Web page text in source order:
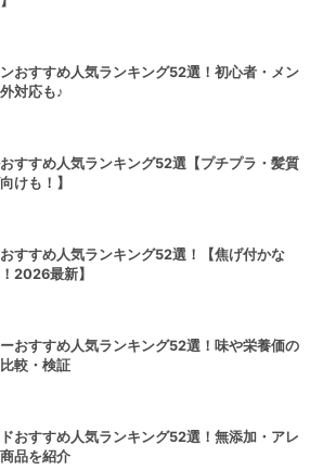
おすすめ人気ランキング52選！初心者・メン
対応も♪
すすめ人気ランキング52選【プチプラ・髪質
けも！】
すすめ人気ランキング52選！【焦げ付かな
2026最新】
おすすめ人気ランキング52選！味や栄養価の
較・検証
ドおすすめ人気ランキング52選！無添加・アレ
品を紹介